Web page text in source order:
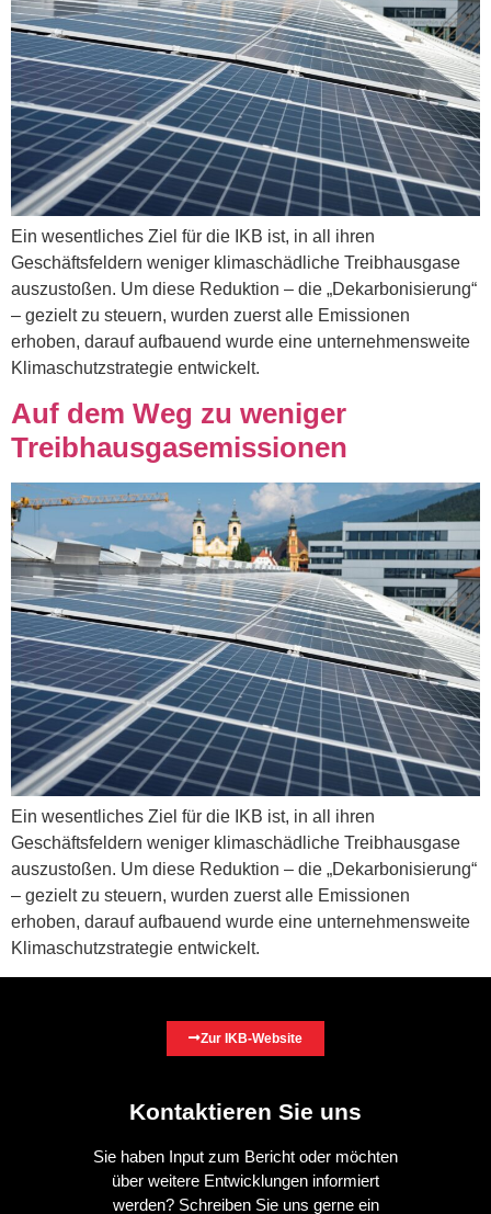
Ein wesentliches Ziel für die IKB ist, in all ihren
Geschäftsfeldern weniger klimaschädliche Treibhausgase
auszustoßen. Um diese Reduktion – die „Dekarbonisierung“
– gezielt zu steuern, wurden zuerst alle Emissionen
erhoben, darauf aufbauend wurde eine unternehmensweite
Klimaschutzstrategie entwickelt.
Auf dem Weg zu weniger
Treibhausgasemissionen
Ein wesentliches Ziel für die IKB ist, in all ihren
Geschäftsfeldern weniger klimaschädliche Treibhausgase
auszustoßen. Um diese Reduktion – die „Dekarbonisierung“
– gezielt zu steuern, wurden zuerst alle Emissionen
erhoben, darauf aufbauend wurde eine unternehmensweite
Klimaschutzstrategie entwickelt.
Zur IKB-Website
Kontaktieren Sie uns
Sie haben Input zum Bericht oder möchten
über weitere Entwicklungen informiert
werden? Schreiben Sie uns gerne ein